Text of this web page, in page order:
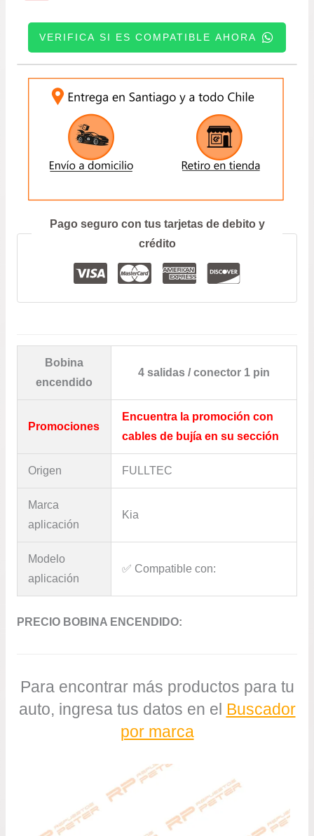
original
era:
$39.900.
actual
es:
VERIFICA SI ES COMPATIBLE AHORA
Pago seguro con tus tarjetas de debito y
crédito
Bobina
encendido
4 salidas / conector 1 pin
Promociones
Encuentra la promoción con
cables de bujía en su sección
Origen FULLTEC
Marca
aplicación
Kia
Modelo
aplicación
✅​ Compatible con:
PRECIO BOBINA ENCENDIDO:
Para encontrar más productos para tu
auto, ingresa tus datos en el Buscador
por marca